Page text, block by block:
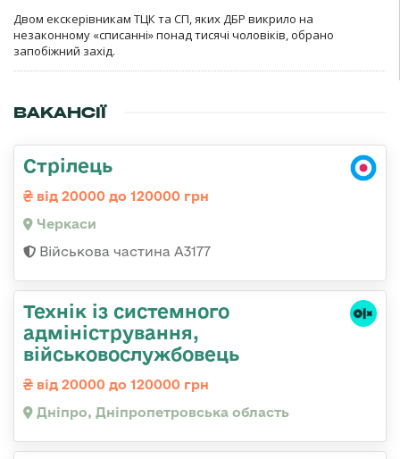
Двом екскерівникам ТЦК та СП, яких ДБР викрило на
незаконному «списанні» понад тисячі чоловіків, обрано
запобіжний захід.
ВАКАНСІЇ
Стрілець
від 20000 до 120000 грн
Черкаси
Військова частина А3177
Технік із системного
адміністрування,
військовослужбовець
від 20000 до 120000 грн
Дніпро, Дніпропетровська область